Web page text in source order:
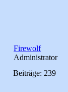
Firewolf
Administrator
Beiträge: 239